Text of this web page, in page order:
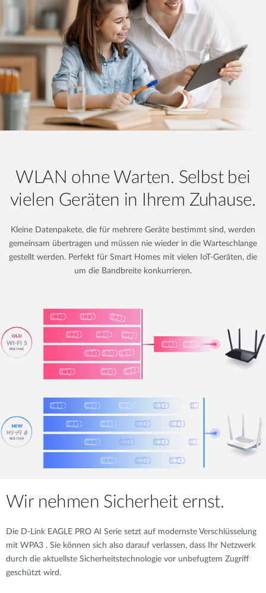
WLAN ohne Warten. Selbst bei
vielen Geräten in Ihrem Zuhause.
Kleine Datenpakete, die für mehrere Geräte bestimmt sind, werden
gemeinsam übertragen und müssen nie wieder in die Warteschlange
gestellt werden. Perfekt für Smart Homes mit vielen IoT-Geräten, die
um die Bandbreite konkurrieren.
Wir nehmen Sicherheit ernst.
Die D-Link EAGLE PRO AI Serie setzt auf modernste Verschlüsselung
mit WPA3 . Sie können sich also darauf verlassen, dass Ihr Netzwerk
durch die aktuellste Sicherheitstechnologie vor unbefugtem Zugriff
geschützt wird.